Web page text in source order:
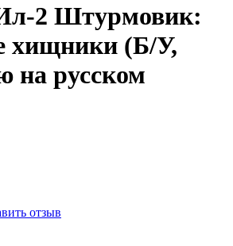
2 Штурмовик:
хищники (Б/У,
на русском
отзыв